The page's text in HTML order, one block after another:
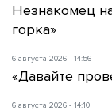
Незнакомец
горка»
6 августа 2026 - 14:56
«Давайте
6 августа 2026 - 14:10